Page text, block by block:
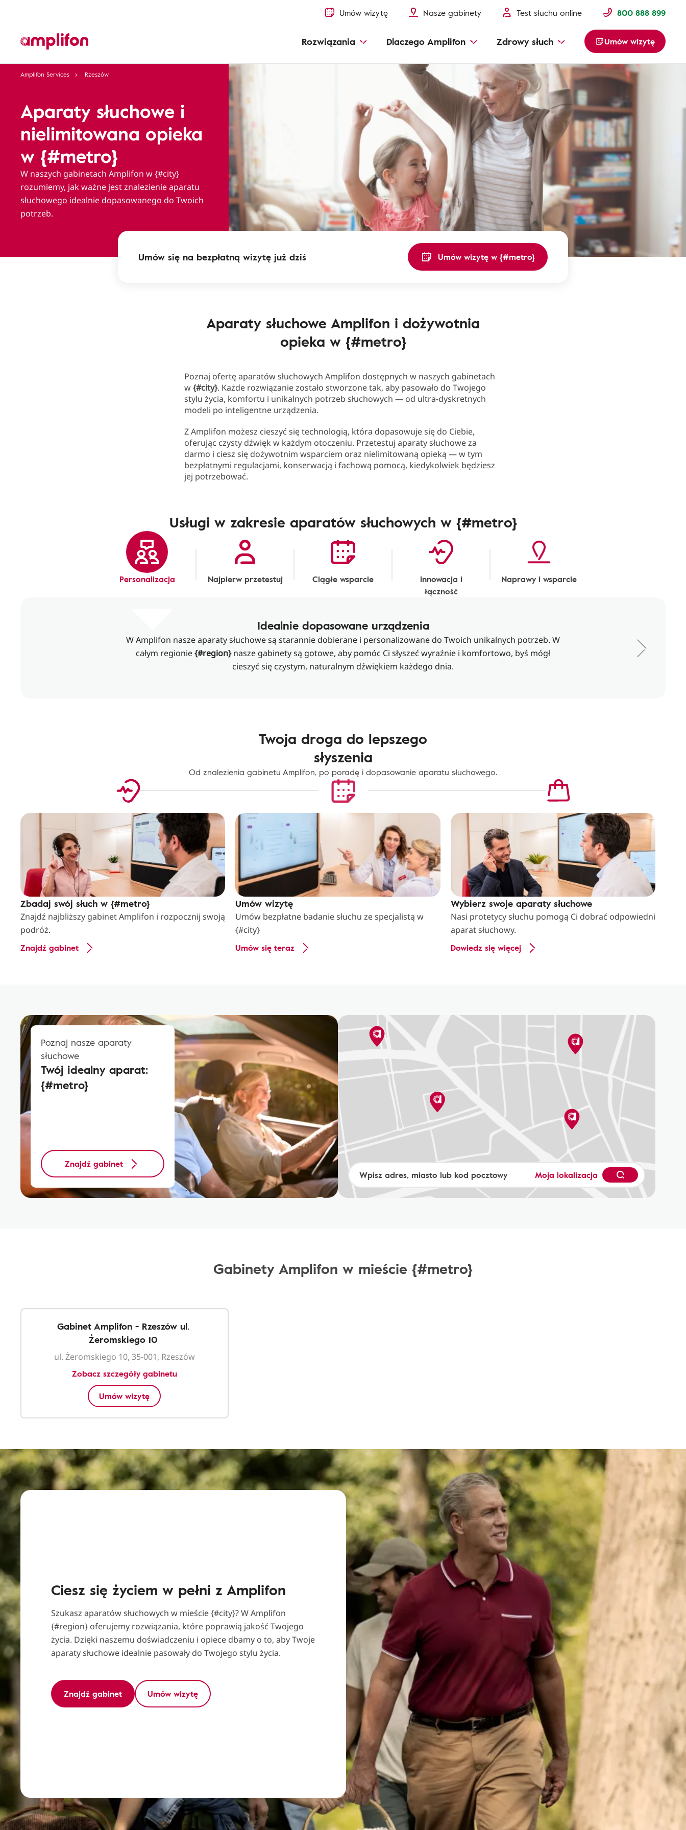
Umów wizytę Nasze gabinety Test słuchu online 800 888 899
Rozwiązania Dlaczego Amplifon Zdrowy słuch Umów wizytę
Amplifon Services Rzeszów
Aparaty słuchowe i
nielimitowana opieka
w {#metro}
W naszych gabinetach Amplifon w {#city}
rozumiemy, jak ważne jest znalezienie aparatu
słuchowego idealnie dopasowanego do Twoich
potrzeb.
Umów się na bezpłatną wizytę już dziś Umów wizytę w {#metro}
Aparaty słuchowe Amplifon i dożywotnia
opieka w {#metro}
Poznaj ofertę aparatów słuchowych Amplifon dostępnych w naszych gabinetach
w{#city}. Każde rozwiązanie zostało stworzone tak, aby pasowało do Twojego
stylu życia, komfortu i unikalnych potrzeb słuchowych — od ultra-dyskretnych
modeli po inteligentne urządzenia.
Z Amplifon możesz cieszyć się technologią, która dopasowuje się do Ciebie,
oferując czysty dźwięk w każdym otoczeniu. Przetestuj aparaty słuchowe za
darmo i ciesz się dożywotnim wsparciem oraz nielimitowaną opieką — w tym
bezpłatnymi regulacjami, konserwacją i fachową pomocą, kiedykolwiek będziesz
jej potrzebować.
Usługi w zakresie aparatów słuchowych w {#metro}
Personalizacja Najpierw przetestuj Ciągłe wsparcie
Innowacja i
łączność
Naprawy i wsparcie
Idealnie dopasowane urządzenia
W Amplifon nasze aparaty słuchowe są starannie dobierane i personalizowane do Twoich unikalnych potrzeb. W
całym regionie{#region}nasze gabinety są gotowe, aby pomóc Ci słyszeć wyraźnie i komfortowo, byś mógł
cieszyć się czystym, naturalnym dźwiękiem każdego dnia.
Twoja droga do lepszego
słyszenia
Od znalezienia gabinetu Amplifon, po poradę i dopasowanie aparatu słuchowego.
Zbadaj swój słuch w {#metro}
Znajdź najbliższy gabinet Amplifon i rozpocznij swoją
podróż.
Znajdź gabinet
Umów wizytę
Umów bezpłatne badanie słuchu ze specjalistą w
{#city}
Umów się teraz
Wybierz swoje aparaty słuchowe
Nasi protetycy słuchu pomogą Ci dobrać odpowiedni
aparat słuchowy.
Dowiedz się więcej
Poznaj nasze aparaty
słuchowe
Twój idealny aparat:
{#metro}
Znajdź gabinet
Moja lokalizacja
Gabinety Amplifon w mieście {#metro}
Gabinet Amplifon - Rzeszów ul.
Żeromskiego 10
ul. Żeromskiego 10, 35-001, Rzeszów
Zobacz szczegóły gabinetu
Umów wizytę
Ciesz się życiem w pełni z Amplifon
Szukasz aparatów słuchowych w mieście {#city}? W Amplifon
{#region} oferujemy rozwiązania, które poprawią jakość Twojego
życia. Dzięki naszemu doświadczeniu i opiece dbamy o to, aby Twoje
aparaty słuchowe idealnie pasowały do Twojego stylu życia.
Znajdź gabinet Umów wizytę